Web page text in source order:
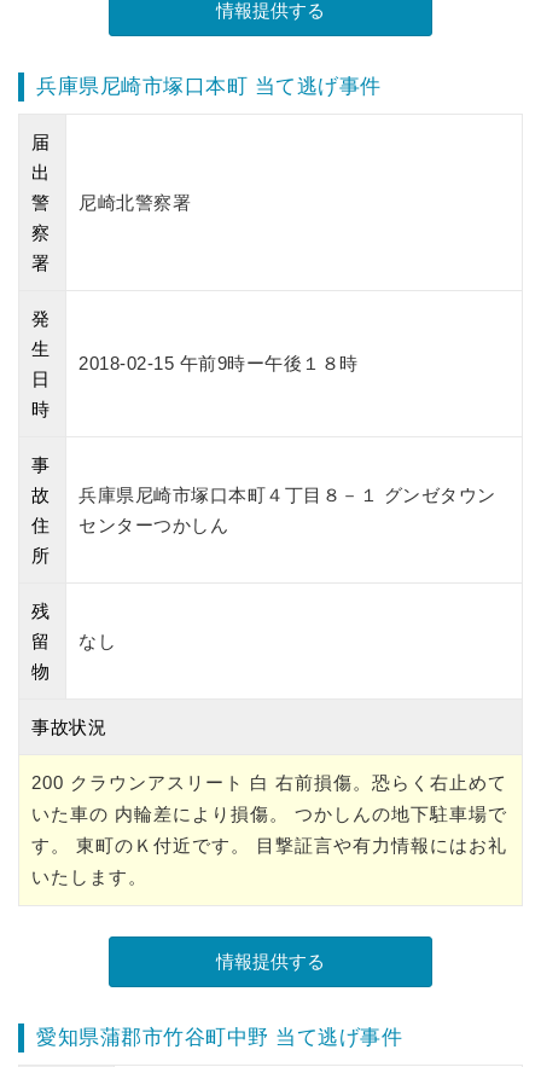
兵庫県尼崎市塚口本町 当て逃げ事件
届
出
警
察
署
尼崎北警察署
発
生
日
時
2018-02-15 午前9時ー午後１８時
事
故
住
所
兵庫県尼崎市塚口本町４丁目８－１ グンゼタウン
センターつかしん
残
留
物
なし
事故状況
200 クラウンアスリート 白 右前損傷。恐らく右止めて
いた車の 内輪差により損傷。 つかしんの地下駐車場で
す。 東町のＫ付近です。 目撃証言や有力情報にはお礼
いたします。
愛知県蒲郡市竹谷町中野 当て逃げ事件